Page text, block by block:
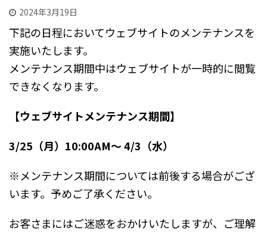
2024年3月19日
下記の日程においてウェブサイトのメンテナンスを
実施いたします。
メンテナンス期間中はウェブサイトが一時的に閲覧
できなくなります。
【ウェブサイトメンテナンス期間】
3/25（月）10:00AM〜 4/3（水）
※メンテナンス期間については前後する場合がござ
います。予めご了承ください。
お客さまにはご迷惑をおかけいたしますが、ご理解